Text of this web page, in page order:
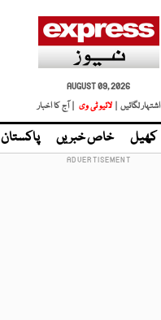
AUGUST 09, 2026
اشتہار لگائیں |
لائیو ٹی وی | آج کا اخبار
کھیل خاص خبریں پاکستان